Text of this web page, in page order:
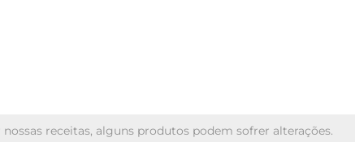
receitas, alguns produtos podem sofrer alterações.